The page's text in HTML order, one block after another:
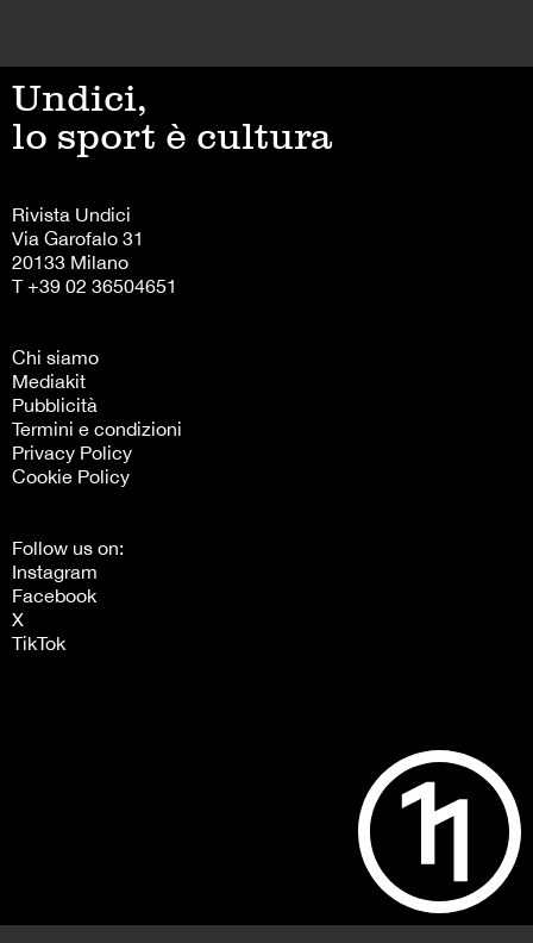
Undici,
lo sport è cultura
Rivista Undici
Via Garofalo 31
20133 Milano
T +39 02 36504651
Chi siamo
Mediakit
Pubblicità
Termini e condizioni
Privacy Policy
Cookie Policy
Follow us on:
Instagram
Facebook
X
TikTok